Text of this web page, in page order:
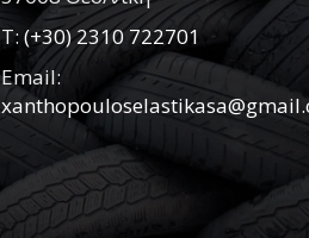
Τ: (+30) 2310 722701
Email: